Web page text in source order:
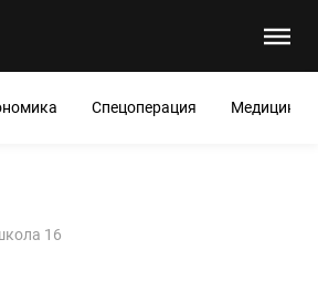
Спецоперация Медицина
16